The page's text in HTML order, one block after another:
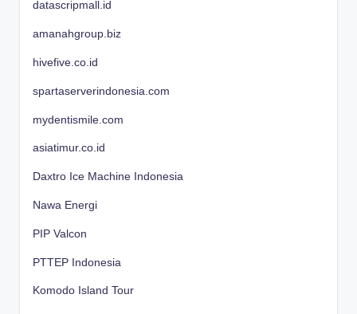
datascripmall.id
amanahgroup.biz
hivefive.co.id
spartaserverindonesia.com
mydentismile.com
asiatimur.co.id
Daxtro Ice Machine Indonesia
Nawa Energi
PIP Valcon
PTTEP Indonesia
Komodo Island Tour